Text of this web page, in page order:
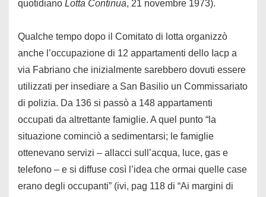
quotidiano Lotta Continua, 21 novembre 1973).
Qualche tempo dopo il Comitato di lotta organizzò
anche l’occupazione di 12 appartamenti dello Iacp a
via Fabriano che inizialmente sarebbero dovuti essere
utilizzati per insediare a San Basilio un Commissariato
di polizia. Da 136 si passò a 148 appartamenti
occupati da altrettante famiglie. A quel punto “la
situazione cominciò a sedimentarsi; le famiglie
ottenevano servizi – allacci sull’acqua, luce, gas e
telefono – e si diffuse così l’idea che ormai quelle case
erano degli occupanti” (ivi, pag 118 di “Ai margini di